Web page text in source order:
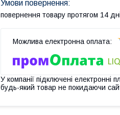
повернення товару протягом 14
У компанії підключені електронні
будь-який товар не покидаючи